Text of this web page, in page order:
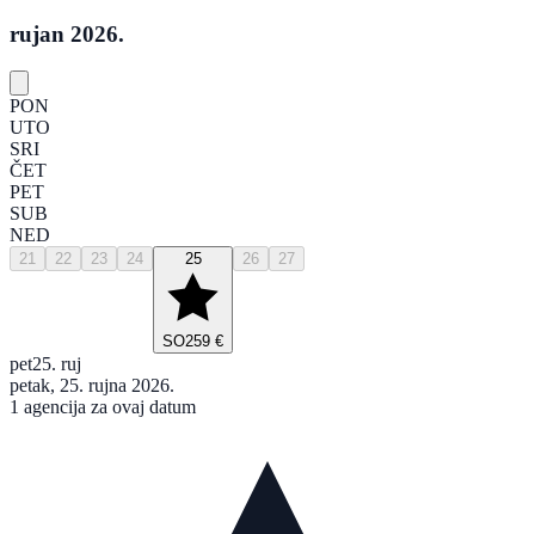
rujan 2026.
PON
UTO
SRI
ČET
PET
SUB
NED
21 22 23 24 25
SO259 €
26 27
pet25. ruj
petak, 25. rujna 2026.
1 agencija za ovaj datum